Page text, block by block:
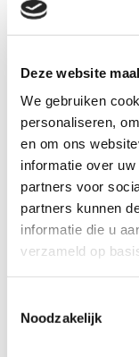
Deze website
We gebruiken
personaliseren,
en om ons
informatie over
partners voor
partners kunnen
informatie die u
verzameld op
Noodzakelijk
SUB-
GEDRAG
Signalen zijn laag
verbaal agressief
van stressklachten,
Sub assertief en
mensen om de heen.
gevoelens wel, echter
Collega’s kunnen